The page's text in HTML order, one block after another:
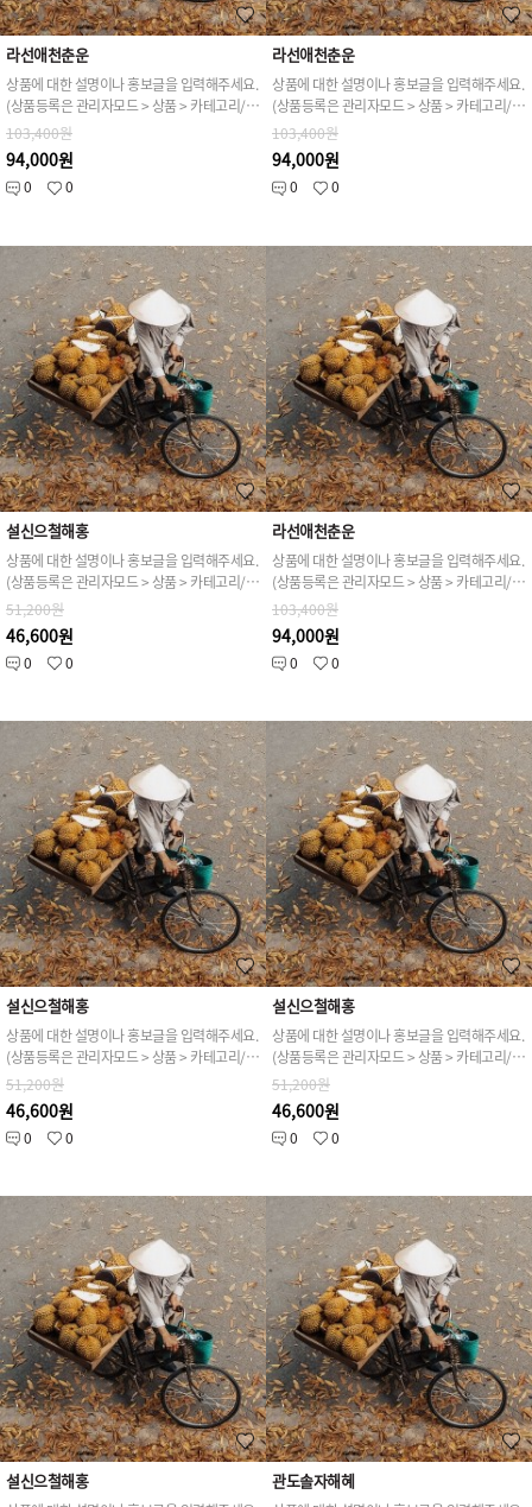
라선애천춘운
상품에 대한 설명이나 홍보글을 입력해주세요.
(상품등록은 관리자모드 > 상품 > 카테고리/상품관리 > 상품등록 가능)
103,400원
94,000원
0 0
라선애천춘운
상품에 대한 설명이나 홍보글을 입력해주세요.
(상품등록은 관리자모드 > 상품 > 카테고리/상품관리 > 상품등록 가능)
103,400원
94,000원
0 0
설신으철해홍
상품에 대한 설명이나 홍보글을 입력해주세요.
(상품등록은 관리자모드 > 상품 > 카테고리/상품관리 > 상품등록 가능)
51,200원
46,600원
0 0
라선애천춘운
상품에 대한 설명이나 홍보글을 입력해주세요.
(상품등록은 관리자모드 > 상품 > 카테고리/상품관리 > 상품등록 가능)
103,400원
94,000원
0 0
설신으철해홍
상품에 대한 설명이나 홍보글을 입력해주세요.
(상품등록은 관리자모드 > 상품 > 카테고리/상품관리 > 상품등록 가능)
51,200원
46,600원
0 0
설신으철해홍
상품에 대한 설명이나 홍보글을 입력해주세요.
(상품등록은 관리자모드 > 상품 > 카테고리/상품관리 > 상품등록 가능)
51,200원
46,600원
0 0
설신으철해홍 관도솔자해혜